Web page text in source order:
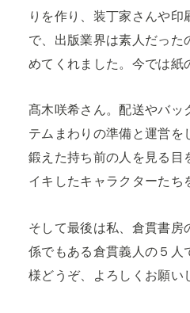
りを作り、装丁家さんや印
で、出版業界は素人だった
めてくれました。今では紙
髙木咲希さん。配送やバッ
テムまわりの準備と運営を
鍛えた持ち前の人を見る目
イキしたキャラクターたち
そして最後は私、倉貫書房
係でもある倉貫義人の５人
様どうぞ、よろしくお願い